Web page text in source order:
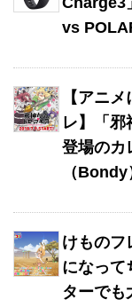
vs
【アニ
レ】「邪
登場のカ
（
けものフ
になって
ターでも